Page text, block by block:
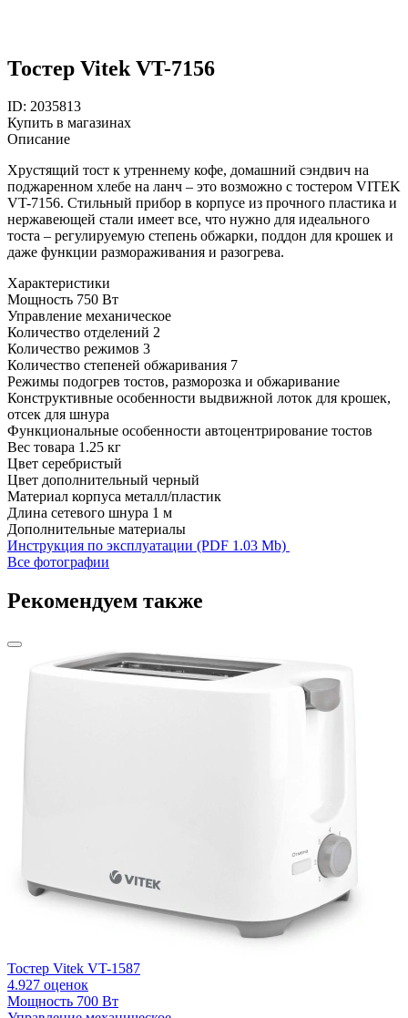
Тостер Vitek VT-7156
ID: 2035813
Купить в магазинах
Описание
Хрустящий тост к утреннему кофе, домашний сэндвич на
поджаренном хлебе на ланч – это возможно с тостером VITEK
VT-7156. Стильный прибор в корпусе из прочного пластика и
нержавеющей стали имеет все, что нужно для идеального
тоста – регулируемую степень обжарки, поддон для крошек и
даже функции размораживания и разогрева.
Характеристики
Мощность 750 Вт
Управление механическое
Количество отделений 2
Количество режимов 3
Количество степеней обжаривания 7
Режимы подогрев тостов, разморозка и обжаривание
Конструктивные особенности выдвижной лоток для крошек,
отсек для шнура
Функциональные особенности автоцентрирование тостов
Вес товара 1.25 кг
Цвет серебристый
Цвет дополнительный черный
Материал корпуса металл/пластик
Длина сетевого шнура 1 м
Дополнительные материалы
Инструкция по эксплуатации (PDF 1.03 Mb)
Все фотографии
Рекомендуем также
Тостер Vitek VT-1587
4.927 оценок
Мощность 700 Вт